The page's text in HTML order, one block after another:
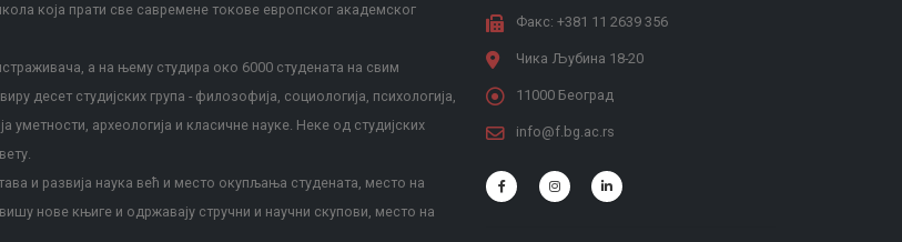
која прати све савремене токове европског академског
а на њему студира око 6000 студената на свим
десет студијских група - филозофија, социологија, психологија,
уметности, археологија и класичне науке. Неке од студијских
и развија наука већ и место окупљања студената, место на
нове књиге и одржавају стручни и научни скупови, место на
Факс: +381 11 2639 356
Чика Љубина 18-20
11000 Београд
info@f.bg.ac.rs